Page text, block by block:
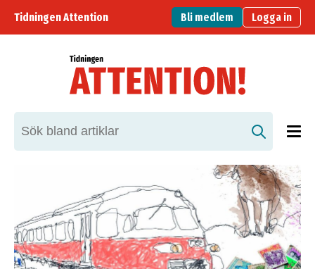
Tidningen Attention Bli medlem Logga in